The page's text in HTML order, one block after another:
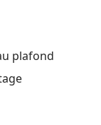
plafond